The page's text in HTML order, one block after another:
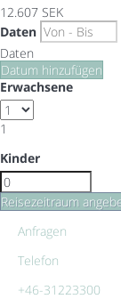
12.607 SEK
Daten
Daten
Datum hinzufügen
Erwachsene
1
Kinder
Reisezeitraum
Anfragen
Telefon
+46-31223300